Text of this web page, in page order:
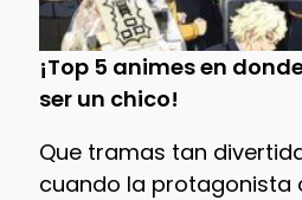
¡Top 5 animes en
ser un chico!
Que tramas tan
cuando la protagonista